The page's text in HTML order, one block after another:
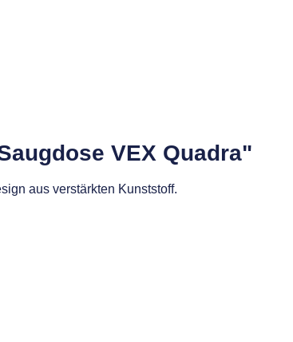
VEX Quadra"
aus verstärkten Kunststoff.